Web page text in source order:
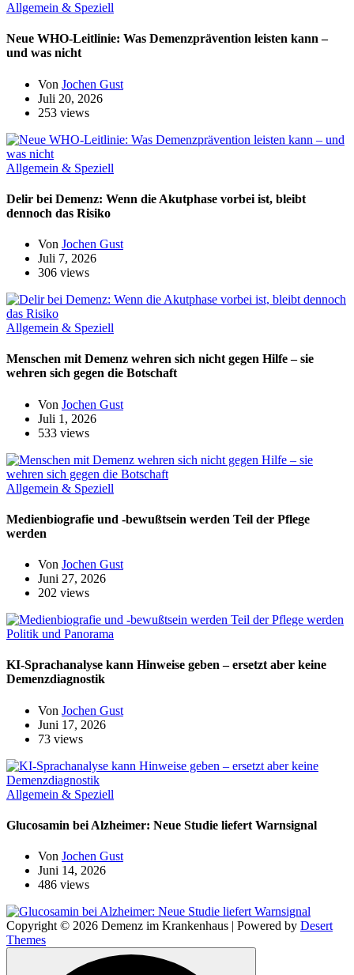
Allgemein & Speziell
Neue WHO-Leitlinie: Was Demenzprävention leisten kann –
und was nicht
Von Jochen Gust
Juli 20, 2026
253 views
Allgemein & Speziell
Delir bei Demenz: Wenn die Akutphase vorbei ist, bleibt
dennoch das Risiko
Von Jochen Gust
Juli 7, 2026
306 views
Allgemein & Speziell
Menschen mit Demenz wehren sich nicht gegen Hilfe – sie
wehren sich gegen die Botschaft
Von Jochen Gust
Juli 1, 2026
533 views
Allgemein & Speziell
Medienbiografie und -bewußtsein werden Teil der Pflege
werden
Von Jochen Gust
Juni 27, 2026
202 views
Politik und Panorama
KI-Sprachanalyse kann Hinweise geben – ersetzt aber keine
Demenzdiagnostik
Von Jochen Gust
Juni 17, 2026
73 views
Allgemein & Speziell
Glucosamin bei Alzheimer: Neue Studie liefert Warnsignal
Von Jochen Gust
Juni 14, 2026
486 views
Copyright © 2026 Demenz im Krankenhaus | Powered by Desert
Themes